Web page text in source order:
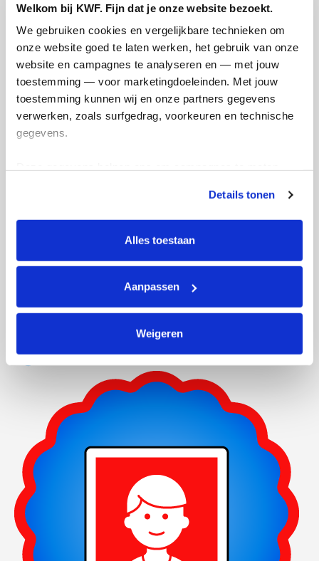
Welkom bij KWF. Fijn dat je onze website bezoekt.
We gebruiken cookies en vergelijkbare technieken om
onze website goed te laten werken, het gebruik van onze
website en campagnes te analyseren en — met jouw
toestemming — voor marketingdoeleinden. Met jouw
toestemming kunnen wij en onze partners gegevens
verwerken, zoals surfgedrag, voorkeuren en technische
gegevens.
tonen. Je kunt je toestemming op elk moment wijzigen of
intrekken via Cookie instellingen onderaan de pagina. De
lijst met cookies is te vinden in het tabblad “details”.
Details tonen
Alles toestaan
Aanpassen
Weigeren
Actiepagina gemaakt